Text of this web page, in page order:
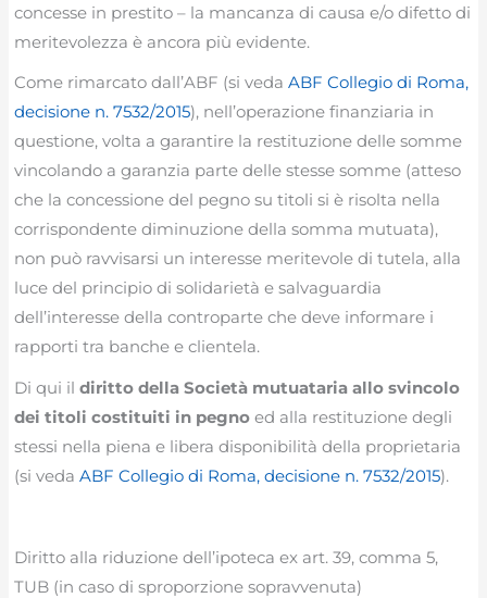
concesse in prestito – la mancanza di causa e/o difetto di
meritevolezza è ancora più evidente.
Come rimarcato dall’ABF (si vedaABF Collegio di Roma,
decisione n. 7532/2015), nell’operazione finanziaria in
questione, volta a garantire la restituzione delle somme
vincolando a garanzia parte delle stesse somme (atteso
che la concessione del pegno su titoli si è risolta nella
corrispondente diminuzione della somma mutuata),
non può ravvisarsi un interesse meritevole di tutela, alla
luce del principio di solidarietà e salvaguardia
dell’interesse della controparte che deve informare i
rapporti tra banche e clientela.
Di qui ildiritto della Società mutuataria allo svincolo
dei titoli costituiti in pegno ed alla restituzione degli
stessi nella piena e libera disponibilità della proprietaria
(si vedaABF Collegio di Roma, decisione n. 7532/2015).
Diritto alla riduzione dell’ipoteca ex art. 39, comma 5,
TUB (in caso di sproporzione sopravvenuta)